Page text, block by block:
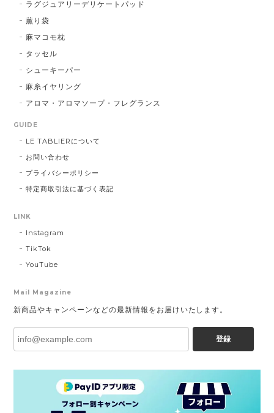
ラグジュアリーデリケートパッド
薫り袋
麻マコモ枕
タッセル
シューキーパー
麻糸イヤリング
アロマ・アロマソープ・フレグランス
GUIDE
LE TABLIERについて
お問い合わせ
プライバシーポリシー
特定商取引法に基づく表記
LINK
Instagram
TikTok
YouTube
Mail Magazine
新商品やキャンペーンなどの最新情報をお届けいたします。
登録